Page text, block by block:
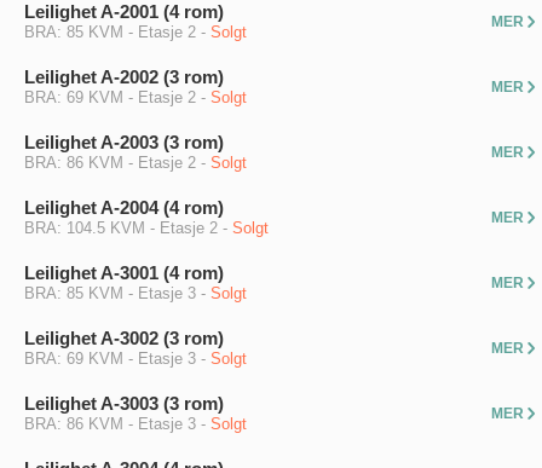
Leilighet A-2001 (4 rom)
BRA: 85 KVM - Etasje 2 - Solgt
MER
Leilighet A-2002 (3 rom)
BRA: 69 KVM - Etasje 2 - Solgt
MER
Leilighet A-2003 (3 rom)
BRA: 86 KVM - Etasje 2 - Solgt
MER
Leilighet A-2004 (4 rom)
BRA: 104.5 KVM - Etasje 2 - Solgt
MER
Leilighet A-3001 (4 rom)
BRA: 85 KVM - Etasje 3 - Solgt
MER
Leilighet A-3002 (3 rom)
BRA: 69 KVM - Etasje 3 - Solgt
MER
Leilighet A-3003 (3 rom)
BRA: 86 KVM - Etasje 3 - Solgt
MER